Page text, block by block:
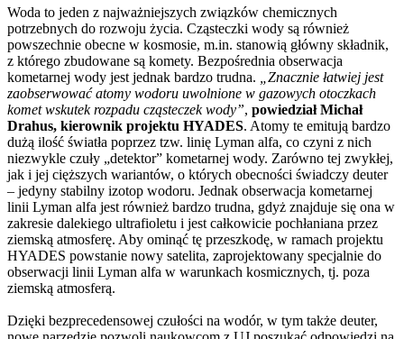
Woda to jeden z najważniejszych związków chemicznych
potrzebnych do rozwoju życia. Cząsteczki wody są również
powszechnie obecne w kosmosie, m.in. stanowią główny składnik,
z którego zbudowane są komety. Bezpośrednia obserwacja
kometarnej wody jest jednak bardzo trudna.
„Znacznie łatwiej jest
zaobserwować atomy wodoru uwolnione w gazowych otoczkach
komet wskutek rozpadu cząsteczek wody”, powiedział Michał
Drahus, kierownik projektu HYADES. Atomy te emitują bardzo
dużą ilość światła poprzez tzw. linię Lyman alfa, co czyni z nich
niezwykle czuły „detektor” kometarnej wody. Zarówno tej zwykłej,
jak i jej cięższych wariantów, o których obecności świadczy deuter
– jedyny stabilny izotop wodoru. Jednak obserwacja kometarnej
linii Lyman alfa jest również bardzo trudna, gdyż znajduje się ona w
zakresie dalekiego ultrafioletu i jest całkowicie pochłaniana przez
ziemską atmosferę. Aby ominąć tę przeszkodę, w ramach projektu
HYADES powstanie nowy satelita, zaprojektowany specjalnie do
obserwacji linii Lyman alfa w warunkach kosmicznych, tj. poza
ziemską atmosferą.
Dzięki bezprecedensowej czułości na wodór, w tym także deuter,